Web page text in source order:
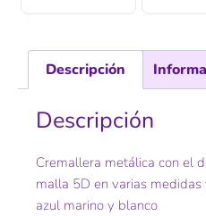
Descripción
Descripción
Cremallera metálica con el
malla 5D en varias medidas
azul marino y blanco